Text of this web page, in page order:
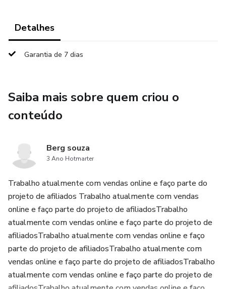
Detalhes
Garantia de 7 dias
Saiba mais sobre quem criou o
conteúdo
Berg souza
3 Ano Hotmarter
Trabalho atualmente com vendas online e faço parte do
projeto de afiliados Trabalho atualmente com vendas
online e faço parte do projeto de afiliadosTrabalho
atualmente com vendas online e faço parte do projeto de
afiliadosTrabalho atualmente com vendas online e faço
parte do projeto de afiliadosTrabalho atualmente com
vendas online e faço parte do projeto de afiliadosTrabalho
atualmente com vendas online e faço parte do projeto de